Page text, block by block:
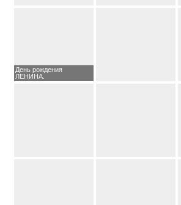
День рождения
ЛЕНИНА.